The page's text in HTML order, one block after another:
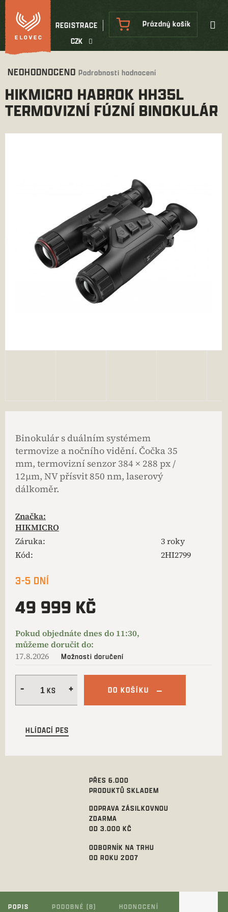
Přejít
na
obsah
CZK
REGISTRACE
NÁKUPNÍ
KOŠÍK
Prázdný košík
Průměrné
produktu
je
0,0
NEOHODNOCENO Podrobnosti hodnocení
HIKMICRO HABROK HH35L
TERMOVIZNÍ FÚZNÍ BINOKULÁR
Binokulár s duálním systémem
termovize a nočního vidění. Čočka 35
mm, termovizní senzor 384 × 288 px /
12μm, NV přísvit 850 nm, laserový
dálkoměr.
Značka:
HIKMICRO
Záruka:
3 roky
Kód:
2HI2799
3-5 DNÍ
49 999 KČ
17.8.2026 Možnosti doručení
DO KOŠÍKU
HLÍDACÍ PES
PŘES 6.000
PRODUKTŮ SKLADEM
DOPRAVA ZÁSILKOVNOU
ZDARMA
OD 3.000 KČ
ODBORNÍK NA TRHU
OD ROKU 2007
POPIS PODOBNÉ (8) HODNOCENÍ